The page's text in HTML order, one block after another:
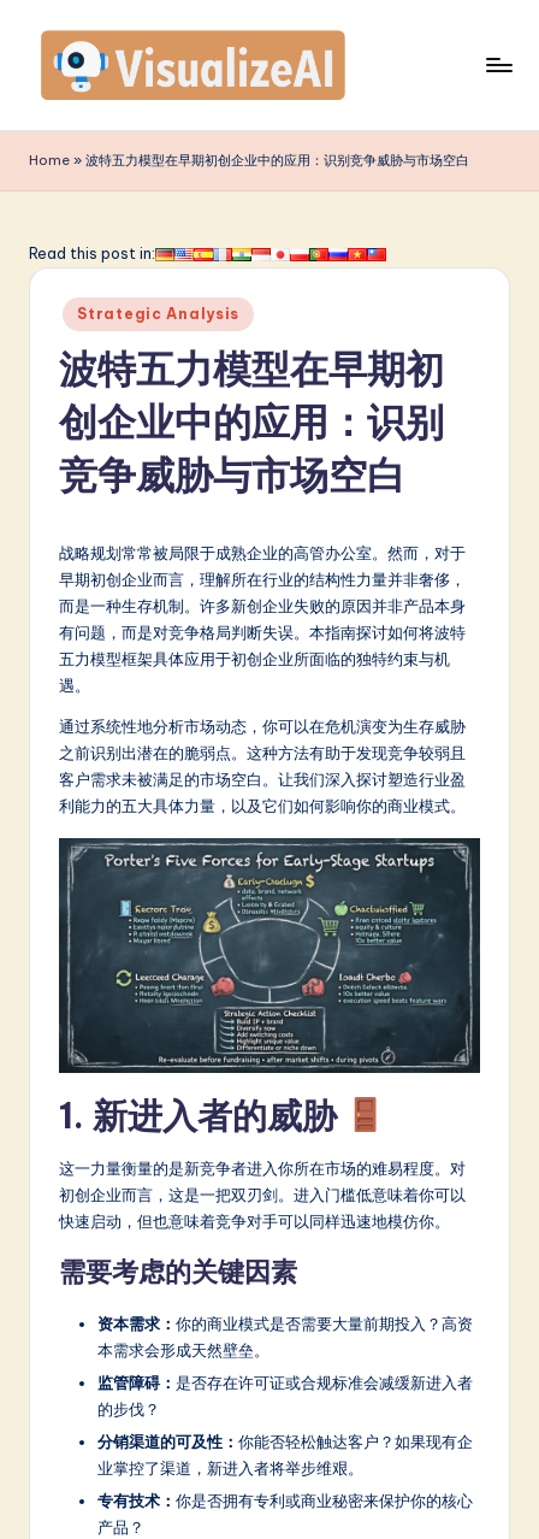
content
is
u
li
A
S
m
p
fi
d
C
hi
L
Home » 波特五力模型在早期初创企业中的应用：识别竞争威胁与市场空白
Read this post in:
Posted
in
Strategic Analysis
波特五力模型在早期初
创企业中的应用：识别
竞争威胁与市场空白
战略规划常常被局限于成熟企业的高管办公室。然而，对于
早期初创企业而言，理解所在行业的结构性力量并非奢侈，
而是一种生存机制。许多新创企业失败的原因并非产品本身
有问题，而是对竞争格局判断失误。本指南探讨如何将波特
五力模型框架具体应用于初创企业所面临的独特约束与机
遇。
通过系统性地分析市场动态，你可以在危机演变为生存威胁
之前识别出潜在的脆弱点。这种方法有助于发现竞争较弱且
客户需求未被满足的市场空白。让我们深入探讨塑造行业盈
利能力的五大具体力量，以及它们如何影响你的商业模式。
1. 新进入者的威胁
这一力量衡量的是新竞争者进入你所在市场的难易程度。对
初创企业而言，这是一把双刃剑。进入门槛低意味着你可以
快速启动，但也意味着竞争对手可以同样迅速地模仿你。
需要考虑的关键因素
资本需求： 你的商业模式是否需要大量前期投入？高资
本需求会形成天然壁垒。
监管障碍： 是否存在许可证或合规标准会减缓新进入者
的步伐？
分销渠道的可及性： 你能否轻松触达客户？如果现有企
业掌控了渠道，新进入者将举步维艰。
专有技术： 你是否拥有专利或商业秘密来保护你的核心
产品？